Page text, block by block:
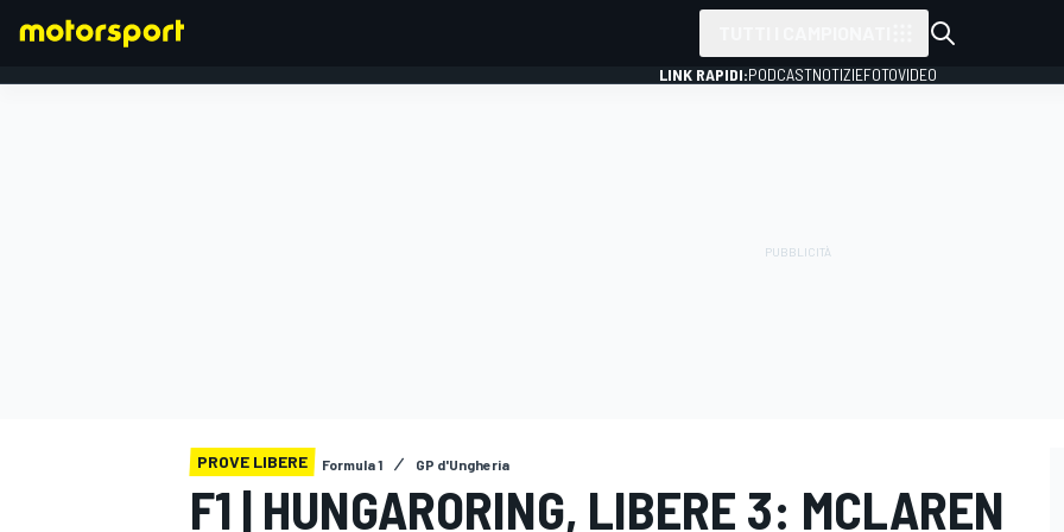
LINK RAPIDI:PODCASTNOTIZIEFOTOVIDEO
PROVE LIBERE Formula 1 GP d'Ungheria
F1 | HUNGARORING, LIBERE 3: MCLAREN